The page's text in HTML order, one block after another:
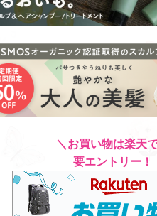
＼お買い物は楽天
要エントリー！